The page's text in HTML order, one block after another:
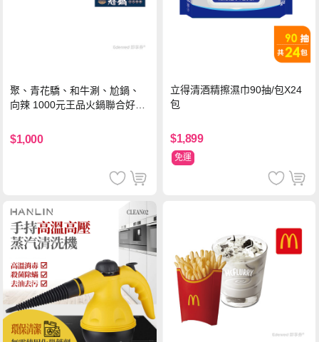
聚、青花驕、和牛涮、尬鍋、
向辣 1000元王品火鍋聯合好禮
$1,000
立得清酒精擦濕巾90抽/包X24
包
$1,899
免運